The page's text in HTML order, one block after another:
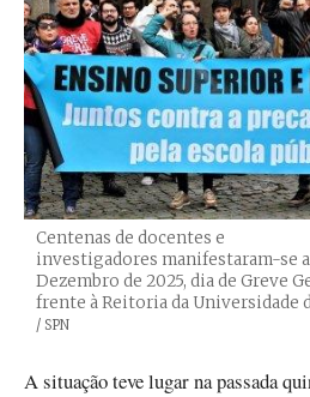
Centenas de docentes e
investigadores manifestaram-se a
Dezembro de 2025, dia de Greve
frente à Reitoria da Universidade
Créditos
/ SPN
A situação teve lugar na passada